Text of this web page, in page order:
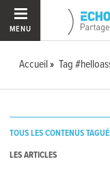
MENU
Accueil Tag
TOUS LES CONTENUS
LES ARTICLES